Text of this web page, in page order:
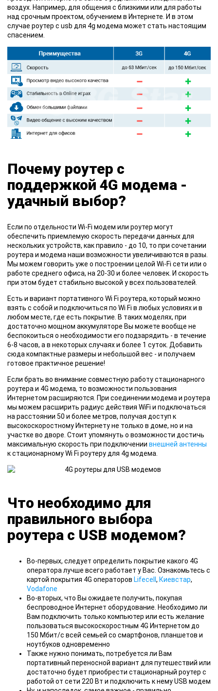
воздух. Например, для общения с близкими или для работы
над срочным проектом, обучением в Интернете. И в этом
случае роутер с usb для 4g модема может стать настоящим
спасением.
Почему роутер с
поддержкой 4G модема -
удачный выбор?
Если по отдельности Wi-Fi модем или роутер могут
обеспечить приемлемую скорость передачи данных для
нескольких устройств, как правило - до 10, то при сочетании
роутера и модема наши возможности увеличиваются в разы.
Мы можем говорить уже о построении целой Wi-Fi сети или о
работе среднего офиса, на 20-30 и более человек. И скорость
при этом будет стабильно высокой у всех пользователей.
Есть и вариант портативного Wi Fi роутера, который можно
взять с собой и подключиться по Wi Fi в любых условиях и в
любом месте, где есть покрытие. В таких моделях, при
достаточно мощном аккумуляторе Вы можете вообще не
беспокоиться о необходимости его подзарядить - в течение
6-8 часов, а в некоторых случаях и более 1 суток. Добавить
сюда компактные размеры и небольшой вес - и получаем
готовое практичное решение!
Если брать во внимание совместную работу стационарного
роутера и 4G модема, то возможности пользования
Интернетом расширяются. При соединении модема и роутера
мы можем расширить радиус действия WiFi и подключаться
на расстоянии 50 и более метров, получая доступ к
высокоскоростному Интернету не только в доме, но и на
участке во дворе. Стоит упомянуть о возможности достичь
максимальную скорость при подключении внешней антенны
к стационарному Wi Fi роутеру для 4g модема.
Что необходимо для
правильного выбора
роутера с USB модемом?
Во-первых, следует определить покрытие какого 4G
оператора лучше всего работает у Вас. Ознакомьтесь с
картой покрытия 4G операторов Lifecell , Киевстар,
Vodafone
Во-вторых, что Вы ожидаете получить, покупая
беспроводное Интернет оборудование. Необходимо ли
Вам подключить только компьютер или есть желание
пользоваться высокоскоростным 4G Интернетом до
150 Мбит/с всей семьей со смартфонов, планшетов и
ноутбуков одновременно
Также нужно понимать, потребуется ли Вам
портативный переносной вариант для путешествий или
достаточно будет приобрести стационарный роутер с
работой от сети 220 Вт и подключить к нему USB модем